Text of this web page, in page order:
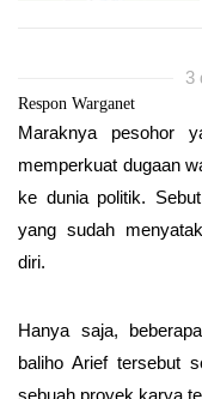
3
Respon Warganet
Maraknya pesohor
memperkuat dugaan
ke dunia politik.
yang sudah
diri.
Hanya saja,
baliho Arief tersebut
sebuah proyek karya